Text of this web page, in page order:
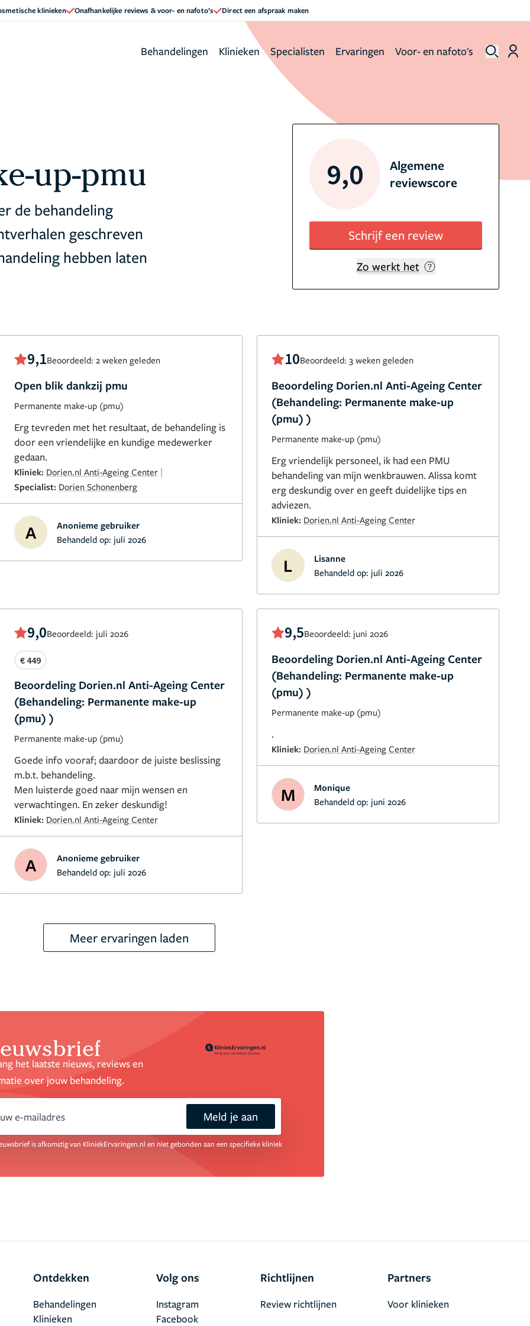
klinieken Onafhankelijke reviews & voor- en nafoto’s Direct een afspraak maken
Behandelingen Klinieken Specialisten Ervaringen Voor- en nafoto's
up-pmu
de behandeling
geschreven
hebben laten
9,0
Algemene
reviewscore
Schrijf een review
Zo werkt het
9,1Beoordeeld: 2 weken geleden
Open blik dankzij pmu
Permanente make-up (pmu)
Erg tevreden met het resultaat, de behandeling is
door een vriendelijke en kundige medewerker
gedaan.
Kliniek: Dorien.nl Anti-Ageing Center |
Specialist: Dorien Schonenberg
A
Anonieme gebruiker
Behandeld op: juli 2026
10Beoordeeld: 3 weken geleden
Beoordeling Dorien.nl Anti-Ageing Center
(Behandeling: Permanente make-up
(pmu) )
Permanente make-up (pmu)
Erg vriendelijk personeel, ik had een PMU
behandeling van mijn wenkbrauwen. Alissa komt
erg deskundig over en geeft duidelijke tips en
adviezen.
Kliniek: Dorien.nl Anti-Ageing Center
L
Lisanne
Behandeld op: juli 2026
9,0Beoordeeld: juli 2026
€ 449
Beoordeling Dorien.nl Anti-Ageing Center
(Behandeling: Permanente make-up
(pmu) )
Permanente make-up (pmu)
Goede info vooraf; daardoor de juiste beslissing
m.b.t. behandeling.
Men luisterde goed naar mijn wensen en
verwachtingen. En zeker deskundig!
Kliniek: Dorien.nl Anti-Ageing Center
A
Anonieme gebruiker
Behandeld op: juli 2026
9,5Beoordeeld: juni 2026
Beoordeling Dorien.nl Anti-Ageing Center
(Behandeling: Permanente make-up
(pmu) )
Permanente make-up (pmu)
.
Kliniek: Dorien.nl Anti-Ageing Center
M
Monique
Behandeld op: juni 2026
Meer ervaringen laden
het laatste nieuws, reviews en
over jouw behandeling.
Meld je aan
is afkomstig van KliniekErvaringen.nl en niet gebonden aan een specifieke kliniek
Ontdekken
Behandelingen
Klinieken
Volg ons
Facebook
Instagram
Richtlijnen
Review richtlijnen
Partners
Voor klinieken